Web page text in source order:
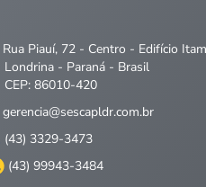
Rua Piauí, 72 - Centro - Edifício
Londrina - Paraná - Brasil
CEP: 86010-420
gerencia@sescapldr.com.br
(43) 3329-3473
(43) 99943-3484